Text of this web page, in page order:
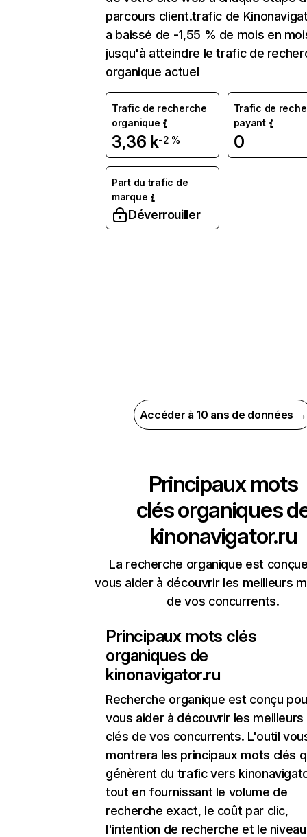
parcours client.trafic de
a baissé de -1,55 % de mois en
jusqu'à atteindre le trafic de
organique actuel
Trafic de recherche
organique
3,36 k-2 %
Trafic de
payant
0
Part du trafic de
marque
Déverrouiller
Accéder à 10 ans de données →
Principaux mots
clés organiques
kinonavigator.ru
La recherche organique est
vous aider à découvrir les meilleurs
de vos concurrents.
Principaux mots clés
organiques de
kinonavigator.ru
Recherche organique est conçu
vous aider à découvrir les
clés de vos concurrents. L'outil
montrera les principaux mots clés
génèrent du trafic vers
tout en fournissant le volume de
recherche exact, le coût par clic,
l'intention de recherche et le